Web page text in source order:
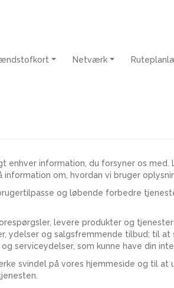
Netværk
information, du forsyner os med.
om, hvordan vi bruger
og løbende forbedre
levere produkter og
ydelser og salgsfremmende tilbud; til at
serviceydelser, som kunne have din
svindel på vores hjemmeside og til at